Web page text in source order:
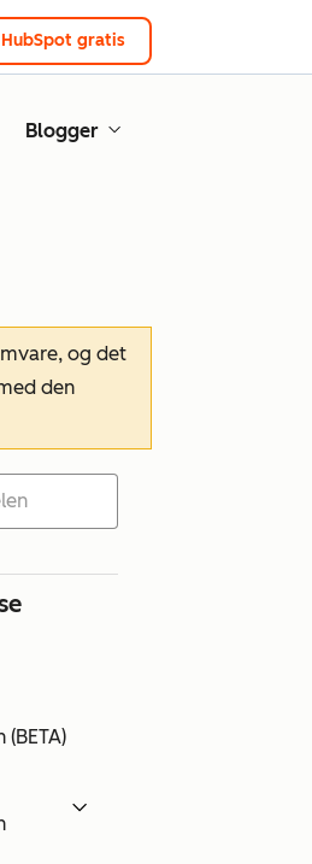
HubSpot gratis
Blogger
og det
den